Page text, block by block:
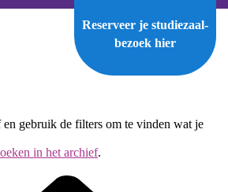
Reserveer je studiezaal-
bezoek hier
gebruik de filters om te vinden wat je
in het archief.